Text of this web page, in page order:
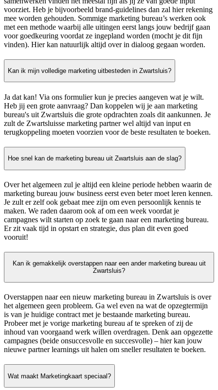
voorziet. Heb je bijvoorbeeld brand-guidelines dan zal hier rekening
mee worden gehouden. Sommige marketing bureau’s werken ook
met een methode waarbij alle uitingen eerst langs jouw bedrijf gaan
voor goedkeuring voordat ze ingepland worden (mocht je dit fijn
vinden). Hier kan natuurlijk altijd over in dialoog gegaan worden.
Kan ik mijn volledige marketing uitbesteden in Zwartsluis?
Ja dat kan! Via ons formulier kun je precies aangeven wat je wilt.
Heb jij een grote aanvraag? Dan koppelen wij je aan marketing
bureau's uit Zwartsluis die grote opdrachten zoals dit aankunnen. Je
zult de Zwartsluisse marketing partner wel altijd van input en
terugkoppeling moeten voorzien voor de beste resultaten te boeken.
Hoe snel kan de marketing bureau uit Zwartsluis aan de slag?
Over het algemeen zul je altijd een kleine periode hebben waarin de
marketing bureau jouw business eerst even beter moet leren kennen.
Je zult er zelf ook gebaat mee zijn om even persoonlijk kennis te
maken. We raden daarom ook af om een week voordat je
campagnes wilt starten op zoek te gaan naar een marketing bureau.
Er zit vaak tijd in opstart en strategie, dus plan dit even goed
vooruit!
Kan ik gemakkelijk overstappen naar een ander marketing bureau uit
Zwartsluis?
Overstappen naar een nieuw marketing bureau in Zwartsluis is over
het algemeen geen probleem. Ga wel even na wat de opzegtermijn
is van je huidige contract met je bestaande marketing bureau.
Probeer met je vorige marketing bureau af te spreken of zij de
inhoud van voorgaand werk willen overdragen. Denk aan opgezette
campagnes (beide onsuccesvolle en succesvolle) – hier kan jouw
nieuwe partner learnings uit halen om sneller resultaten te boeken.
Wat maakt Marketingkaart speciaal?